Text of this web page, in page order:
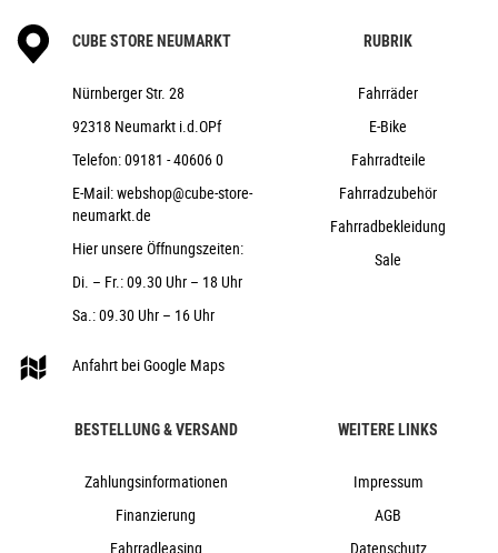
CUBE STORE NEUMARKT
Nürnberger Str. 28
92318 Neumarkt i.d.OPf
Telefon:09181 - 40606 0
E-Mail:webshop@cube-store-
neumarkt.de
Hier unsere Öffnungszeiten:
Di. – Fr.: 09.30 Uhr – 18 Uhr
Sa.: 09.30 Uhr – 16 Uhr
Anfahrt bei Google Maps
RUBRIK
Fahrräder
E-Bike
Fahrradteile
Fahrradzubehör
Fahrradbekleidung
Sale
BESTELLUNG & VERSAND
Zahlungsinformationen
Finanzierung
Fahrradleasing
WEITERE LINKS
Impressum
AGB
Datenschutz